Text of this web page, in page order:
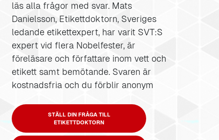
läs alla frågor med svar. Mats
Danielsson, Etikettdoktorn, Sveriges
ledande etikettexpert, har varit SVT:S
expert vid flera Nobelfester, är
föreläsare och författare inom vett och
etikett samt bemötande. Svaren är
kostnadsfria och du förblir anonym
STÄLL DIN FRÅGA TILL
ETIKETTDOKTORN